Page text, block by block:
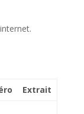
Extrait